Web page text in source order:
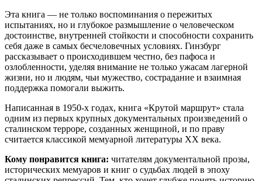
Эта книга — не только воспоминания о пережитых
испытаниях, но и глубокое размышление о человеческом
достоинстве, внутренней стойкости и способности сохранить
себя даже в самых бесчеловечных условиях. Гинзбург
рассказывает о происходившем честно, без пафоса и
озлобленности, уделяя внимание не только ужасам лагерной
жизни, но и людям, чьи мужество, сострадание и взаимная
поддержка помогали выжить.
Написанная в 1950-х годах, книга «Крутой маршрут» стала
одним из первых крупных документальных произведений о
сталинском терроре, созданных женщиной, и по праву
считается классикой мемуарной литературы XX века.
Кому понравится книга: читателям документальной прозы,
исторических мемуаров и книг о судьбах людей в эпоху